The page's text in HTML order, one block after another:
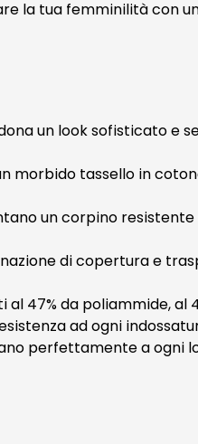
la tua femminilità con
un look sofisticato e
morbido tassello in
un corpino
di copertura e
47% da poliammide, al
ad ogni
perfettamente a ogni